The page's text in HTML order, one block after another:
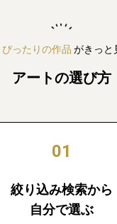
ぴったりの作品 がきっと
アートの選び方
01
絞り込み検索から
自分で選ぶ